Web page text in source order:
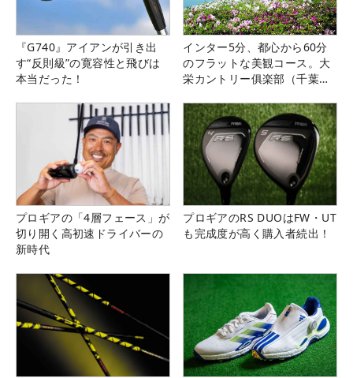
『G740』アイアンが引き出
す“反則級”の寛容性と飛びは
本当だった！
インター5分、都心から60分
のフラットな美観コース。大
栄カントリー俱楽部（千葉
プロギアの「4層フェース」が
切り開く高初速ドライバーの
新時代
プロギアのRS DUOはFW・UT
も完成度が高く購入者続出！